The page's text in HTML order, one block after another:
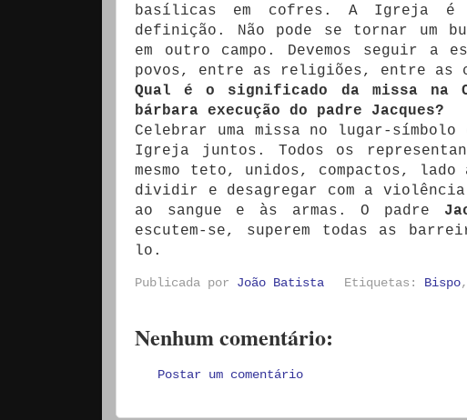
basílicas em cofres. A Igreja é
definição. Não pode se tornar um
em outro campo. Devemos seguir a
povos, entre as religiões, entre as
Qual é o significado da missa na
bárbara execução do padre Jacques?
Celebrar uma missa no lugar-
Igreja juntos. Todos os
mesmo teto, unidos, compactos,
dividir e desagregar com a
ao sangue e às armas. O padre
escutem-se, superem todas as
lo.
Publicada por João Batista Etiquetas: Bispo
Nenhum comentário:
Postar um comentário